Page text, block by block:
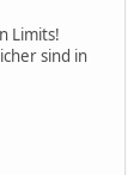
Limits!
sind in